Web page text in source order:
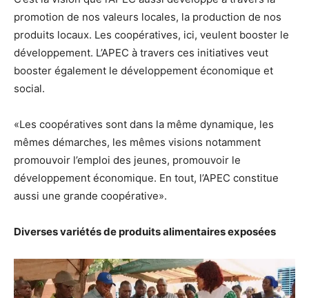
promotion de nos valeurs locales, la production de nos
produits locaux. Les coopératives, ici, veulent booster le
développement. L’APEC à travers ces initiatives veut
booster également le développement économique et
social.
«Les coopératives sont dans la même dynamique, les
mêmes démarches, les mêmes visions notamment
promouvoir l’emploi des jeunes, promouvoir le
développement économique. En tout, l’APEC constitue
aussi une grande coopérative».
Diverses variétés de produits alimentaires exposées